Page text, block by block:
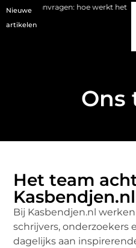
Nieuwe
artikelen
aanvragen: hoe werkt het
Ons
Het team
Kasbendjen.nl
Bij Kasbendjen.nl
schrijvers, onderzoekers
dagelijks aan